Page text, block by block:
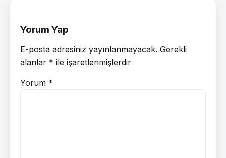
Yorum Yap
E-posta adresiniz yayınlanmayacak. Gerekli
alanlar * ile işaretlenmişlerdir
Yorum *